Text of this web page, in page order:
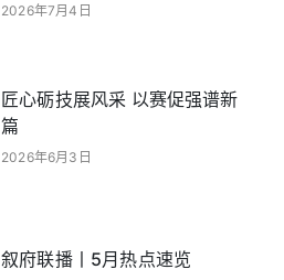
2026年7月4日
匠心砺技展风采 以赛促强谱新
篇
2026年6月3日
叙府联播丨5月热点速览